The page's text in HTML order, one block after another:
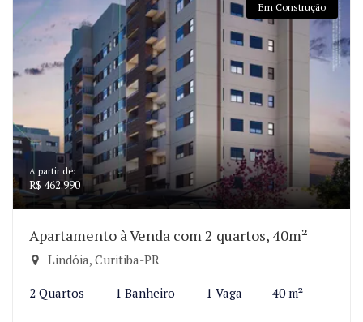
Em Construção
A partir de:
R$ 462.990
Apartamento à Venda com 2 quartos, 40m²
Lindóia, Curitiba-PR
2 Quartos 1 Banheiro 1 Vaga 40 m²